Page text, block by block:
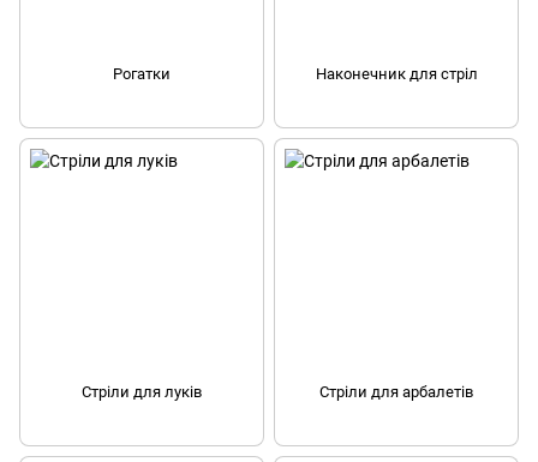
Рогатки Наконечник для стріл
Стріли для луків Стріли для арбалетів